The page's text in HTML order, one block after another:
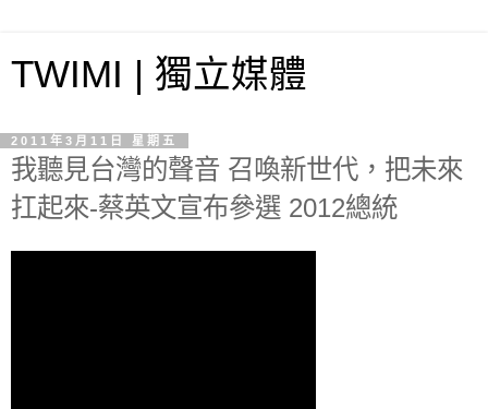
TWIMI | 獨立媒體
2011年3月11日 星期五
我聽見台灣的聲音 召喚新世代，把未來
扛起來-蔡英文宣布參選 2012總統